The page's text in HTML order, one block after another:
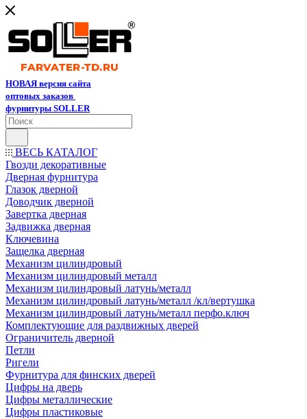
НОВАЯ версия сайта
оптовых заказов
фурнитуры SOLLER
ВЕСЬ КАТАЛОГ
Гвозди декоративные
Дверная фурнитура
Глазок дверной
Доводчик дверной
Завертка дверная
Задвижка дверная
Ключевина
Защелка дверная
Механизм цилиндровый
Механизм цилиндровый металл
Механизм цилиндровый латунь/металл
Механизм цилиндровый латунь/металл /кл/вертушка
Механизм цилиндровый латунь/металл перфо.ключ
Комплектующие для раздвижных дверей
Ограничитель дверной
Петли
Ригели
Фурнитура для финских дверей
Цифры на дверь
Цифры металлические
Цифры пластиковые